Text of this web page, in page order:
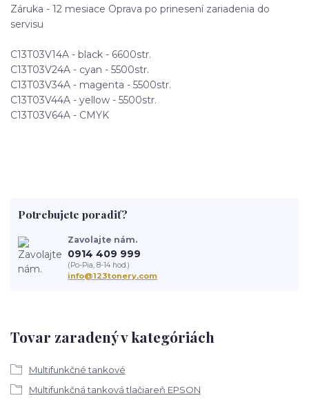
Záruka - 12 mesiace Oprava po prinesení zariadenia do
servisu
C13T03V14A - black - 6600str.
C13T03V24A - cyan - 5500str.
C13T03V34A - magenta - 5500str.
C13T03V44A - yellow - 5500str.
C13T03V64A - CMYK
Tovar zaradený v kategóriách
Multifunkčné tankové
Multifunkčná tanková tlačiareň EPSON
Potrebujete poradiť?
Zavolajte nám.
0914 409 999
(Po-Pia, 8-14 hod.)
info@123tonery.com